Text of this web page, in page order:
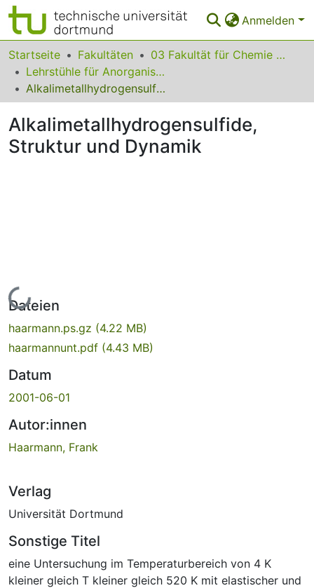
Anmelden
Bereiche & Sammlungen
Das gesamte Repositorium
FAQ
Startseite Fakultäten
03 Fakultät für Chemie und Chemische Biologie
Lehrstühle für Anorganische Chemie
Alkalimetallhydrogensulfide, Struktur und Dynamik
Alkalimetallhydrogensulfide,
Struktur und Dynamik
Lade...
Dateien
haarmann.ps.gz (4.22 MB)
haarmannunt.pdf (4.43 MB)
Datum
2001-06-01
Autor:innen
Haarmann, Frank
Verlag
Universität Dortmund
Sonstige Titel
eine Untersuchung im Temperaturbereich von 4 K
kleiner gleich T kleiner gleich 520 K mit elastischer und